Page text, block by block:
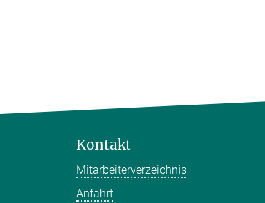
Kontakt
Mitarbeiterverzeichnis
Anfahrt